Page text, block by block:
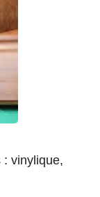
: vinylique,